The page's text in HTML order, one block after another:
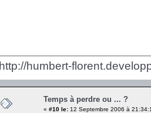
http://humbert-
Temps à perdre ou ... ?
« #10 le: 12 Septembre 2006 à